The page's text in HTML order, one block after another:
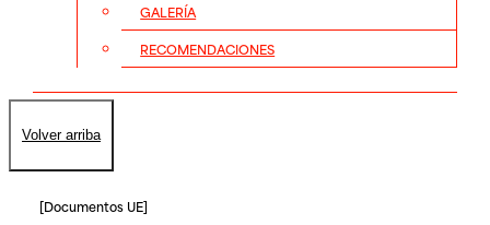
GALERÍA
RECOMENDACIONES
Volver arriba
[Documentos UE]